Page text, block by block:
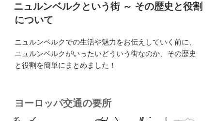
日:
ニュルンベルクという街 ～ その歴史と役割
について
ニュルンベルクでの生活や魅力をお伝えしていく前に、
ニュルンベルクがいったいどういう街なのか、その歴史
と役割を簡単にまとめました！
ヨーロッパ交通の要所